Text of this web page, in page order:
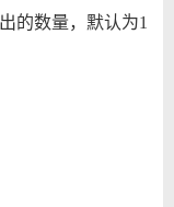
的数量，默认为1